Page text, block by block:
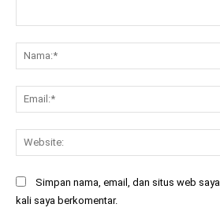
Simpan nama, email, dan situs web
kali saya berkomentar.